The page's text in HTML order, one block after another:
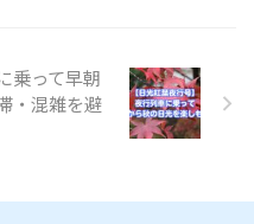
乗って早朝
・混雑を避